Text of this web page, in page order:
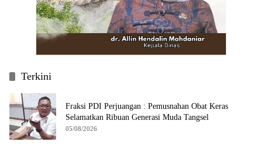
Terkini
Fraksi PDI Perjuangan : Pemusnahan Obat Keras
Selamatkan Ribuan Generasi Muda Tangsel
05/08/2026